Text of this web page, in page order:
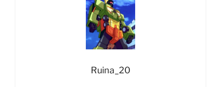
Class
Alternate
Universe
Optimus
(Amazon
Ruina_20